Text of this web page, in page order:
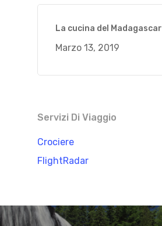
La cucina del Madagascar
Marzo 13, 2019
Servizi Di Viaggio
Crociere
FlightRadar